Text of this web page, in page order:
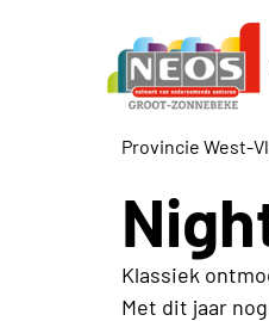
Provincie West-
Klassiek
Met dit jaar